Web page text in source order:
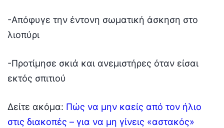
-Απόφυγε την έντονη σωματική άσκηση στο
λιοπύρι
-Προτίμησε σκιά και ανεμιστήρες όταν είσαι
εκτός σπιτιού
Δείτε ακόμα: Πώς να μην καείς από τον ήλιο
στις διακοπές – για να μη γίνεις «αστακός»